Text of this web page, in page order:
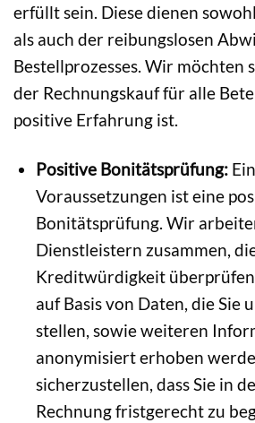
erfüllt sein. Diese dienen
als auch der reibungslosen
Bestellprozesses. Wir möchten
der Rechnungskauf für alle
positive Erfahrung ist.
Positive Bonitätsprüfung:
Voraussetzungen ist eine
Bonitätsprüfung. Wir
Dienstleistern zusammen,
Kreditwürdigkeit
auf Basis von Daten, die Sie
stellen, sowie weiteren
anonymisiert erhoben
sicherzustellen, dass Sie in
Rechnung fristgerecht zu